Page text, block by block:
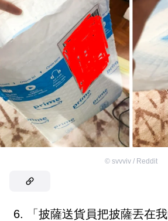
© svvviv / Reddit
6. 「披薩送貨員把披薩丟在我